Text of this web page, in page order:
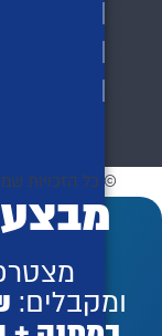
© כל הזכויות
ומקבלים: